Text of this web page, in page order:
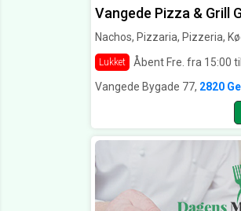
Vangede Pizza & Grill
Nachos, Pizzaria, Pizzeria,
Lukket Åbent Fre. fra 15:00
Vangede Bygade 77, 2820